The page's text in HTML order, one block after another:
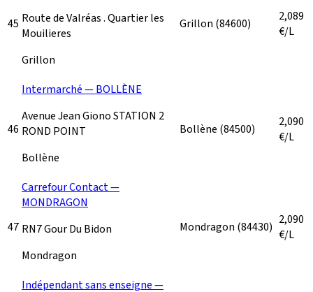
45 Route de Valréas . Quartier les
Mouilieres
Grillon
Grillon (84600)
2,089
€/L
46
Intermarché — BOLLÈNE
Avenue Jean Giono STATION 2
ROND POINT
Bollène
Bollène (84500)
2,090
€/L
47
Carrefour Contact —
MONDRAGON
RN7 Gour Du Bidon
Mondragon
Mondragon (84430) 2,090
€/L
Indépendant sans enseigne —